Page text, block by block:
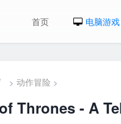
首页 电脑游戏
> 动作冒险 >
Thrones - A